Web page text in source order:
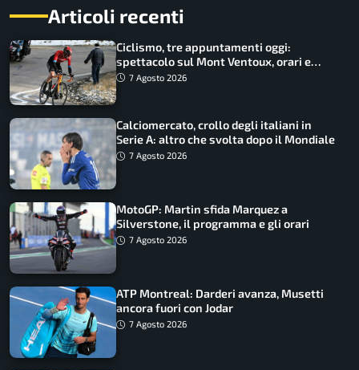
Articoli recenti
Ciclismo, tre appuntamenti oggi:
spettacolo sul Mont Ventoux, orari e
come vederli
7 Agosto 2026
Calciomercato, crollo degli italiani in
Serie A: altro che svolta dopo il Mondiale
7 Agosto 2026
MotoGP: Martin sfida Marquez a
Silverstone, il programma e gli orari
7 Agosto 2026
ATP Montreal: Darderi avanza, Musetti
ancora fuori con Jodar
7 Agosto 2026